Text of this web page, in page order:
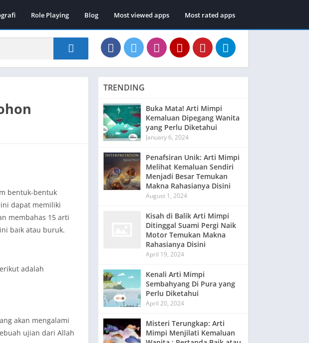
Role Playing Blog Most viewed apps Most rated apps
bentuk-bentuk
dapat memiliki
membahas 15 arti
baik atau buruk.
adalah
akan mengalami
ujian dari Allah
TRENDING
Buka Mata! Arti Mimpi
Kemaluan Dipegang Wanita
yang Perlu Diketahui
January 6, 2024
Penafsiran Unik: Arti Mimpi
Melihat Kemaluan Sendiri
Menjadi Besar Temukan
Makna Rahasianya Disini
August 1, 2024
Kisah di Balik Arti Mimpi
Ditinggal Suami Pergi Naik
Motor Temukan Makna
Rahasianya Disini
April 19, 2024
Kenali Arti Mimpi
Sembahyang Di Pura yang
Perlu Diketahui
April 20, 2024
Misteri Terungkap: Arti
Mimpi Menjilati Kemaluan